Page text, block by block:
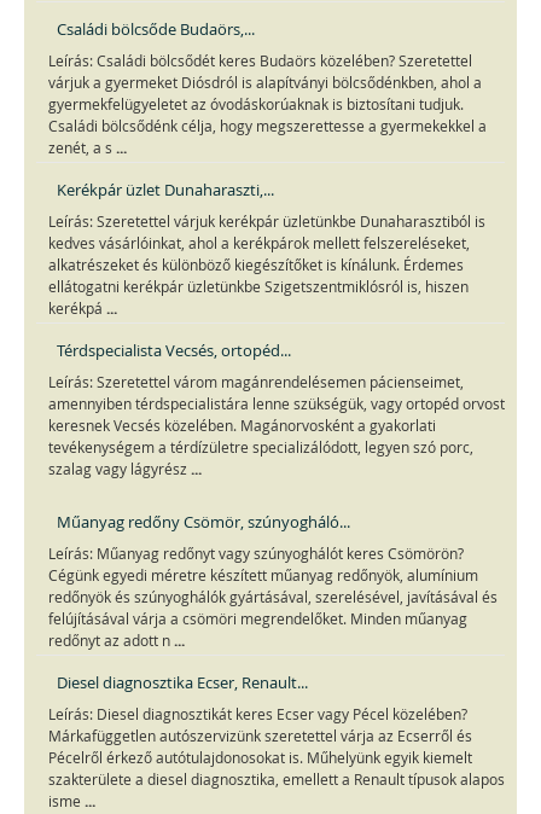
Családi bölcsőde Budaörs,...
Leírás: Családi bölcsődét keres Budaörs közelében? Szeretettel
várjuk a gyermeket Diósdról is alapítványi bölcsődénkben, ahol a
gyermekfelügyeletet az óvodáskorúaknak is biztosítani tudjuk.
Családi bölcsődénk célja, hogy megszerettesse a gyermekekkel a
zenét, a s ...
Kerékpár üzlet Dunaharaszti,...
Leírás: Szeretettel várjuk kerékpár üzletünkbe Dunaharasztiból is
kedves vásárlóinkat, ahol a kerékpárok mellett felszereléseket,
alkatrészeket és különböző kiegészítőket is kínálunk. Érdemes
ellátogatni kerékpár üzletünkbe Szigetszentmiklósról is, hiszen
kerékpá ...
Térdspecialista Vecsés, ortopéd...
Leírás: Szeretettel várom magánrendelésemen pácienseimet,
amennyiben térdspecialistára lenne szükségük, vagy ortopéd orvost
keresnek Vecsés közelében. Magánorvosként a gyakorlati
tevékenységem a térdízületre specializálódott, legyen szó porc,
szalag vagy lágyrész ...
Műanyag redőny Csömör, szúnyogháló...
Leírás: Műanyag redőnyt vagy szúnyoghálót keres Csömörön?
Cégünk egyedi méretre készített műanyag redőnyök, alumínium
redőnyök és szúnyoghálók gyártásával, szerelésével, javításával és
felújításával várja a csömöri megrendelőket. Minden műanyag
redőnyt az adott n ...
Diesel diagnosztika Ecser, Renault...
Leírás: Diesel diagnosztikát keres Ecser vagy Pécel közelében?
Márkafüggetlen autószervizünk szeretettel várja az Ecserről és
Pécelről érkező autótulajdonosokat is. Műhelyünk egyik kiemelt
szakterülete a diesel diagnosztika, emellett a Renault típusok alapos
isme ...